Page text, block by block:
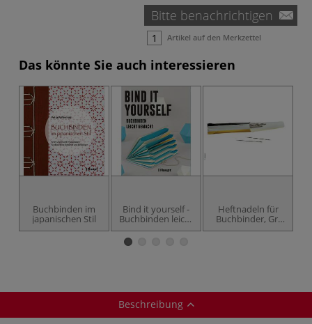
Bitte benachrichtigen
Artikel auf den Merkzettel
Das könnte Sie auch interessieren
Buchbinden im
japanischen Stil
Bind it yourself -
Buchbinden leicht
gemacht
Heftnadeln für
Buchbinder, Gr.
18
Beschreibung